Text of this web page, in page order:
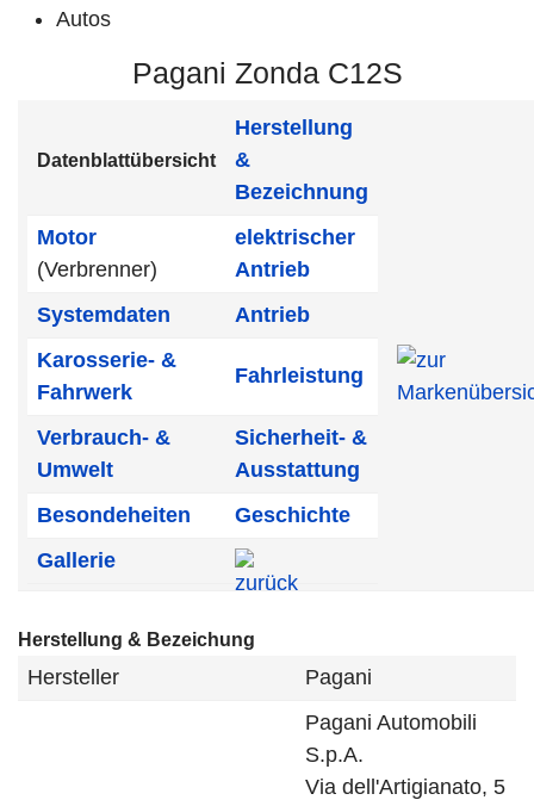
Autos
Pagani Zonda C12S
Datenblattübersicht
Herstellung
&
Bezeichnung
Motor
(Verbrenner)
elektrischer
Antrieb
Systemdaten
Antrieb
Karosserie- &
Fahrwerk
Fahrleistung
Verbrauch- &
Umwelt
Sicherheit- &
Ausstattung
Besondeheiten
Geschichte
Gallerie
Herstellung & Bezeichung
Hersteller Pagani
Pagani Automobili
S.p.A.
Via dell'Artigianato, 5